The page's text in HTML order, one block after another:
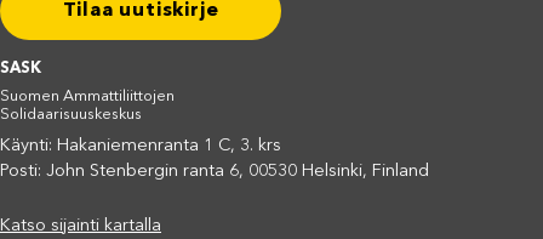
Tilaa uutiskirje
SASK
Suomen Ammattiliittojen
Solidaarisuuskeskus
Käynti: Hakaniemenranta 1 C, 3. krs
Posti: John Stenbergin ranta 6, 00530 Helsinki, Finland
Katso sijainti kartalla